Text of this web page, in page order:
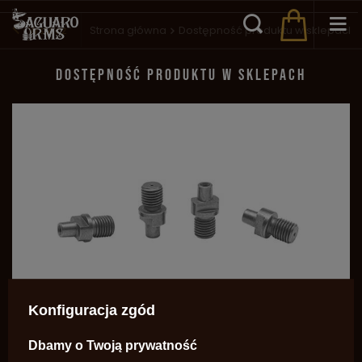
Wstecz Strona główna Dostępność produktu w sklepach
DOSTĘPNOŚĆ PRODUKTU W SKLEPACH
Kominki INOX Rogers&Spencer $
35,60 zł
Konfiguracja zgód
Dbamy o Twoją prywatność